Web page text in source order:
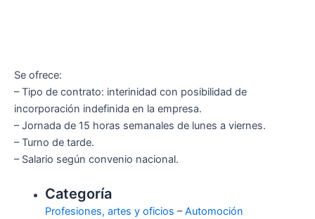
Se ofrece:
– Tipo de contrato: interinidad con posibilidad de
incorporación indefinida en la empresa.
– Jornada de 15 horas semanales de lunes a viernes.
– Turno de tarde.
– Salario según convenio nacional.
Categoría
Profesiones, artes y oficios –Automoción